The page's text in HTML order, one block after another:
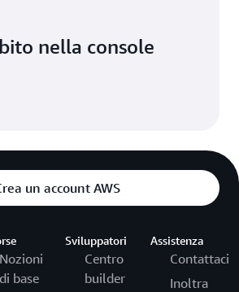
nella console
un account AWS
Nozioni
di base
Sviluppatori
Centro
builder
Assistenza
Contattaci
Inoltra